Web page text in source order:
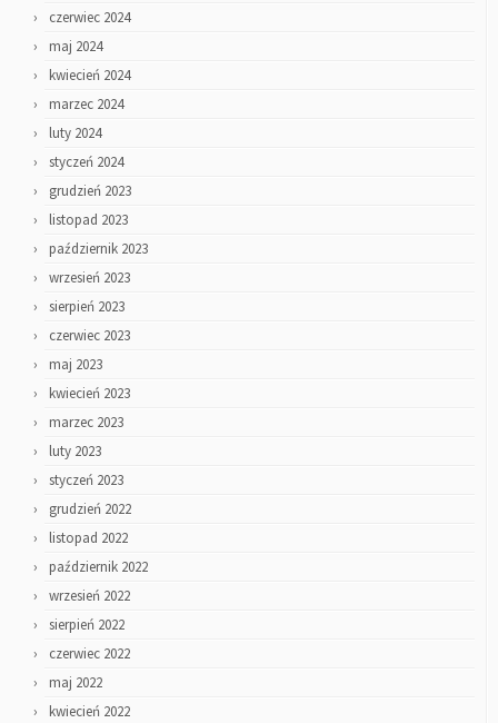
czerwiec 2024
maj 2024
kwiecień 2024
marzec 2024
luty 2024
styczeń 2024
grudzień 2023
listopad 2023
październik 2023
wrzesień 2023
sierpień 2023
czerwiec 2023
maj 2023
kwiecień 2023
marzec 2023
luty 2023
styczeń 2023
grudzień 2022
listopad 2022
październik 2022
wrzesień 2022
sierpień 2022
czerwiec 2022
maj 2022
kwiecień 2022